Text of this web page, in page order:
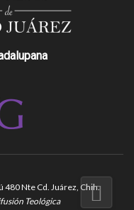
480 Nte Cd. Juárez, Chih.
Teológica